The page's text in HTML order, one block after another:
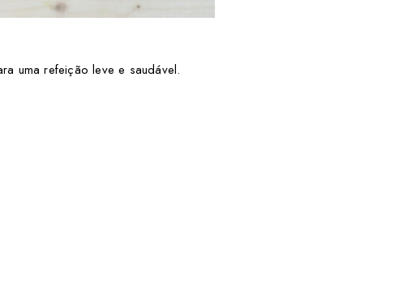
uma refeição leve e saudável.